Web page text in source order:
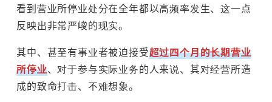
看到营业所停业处分在全年都以高频率发生、这一点
反映出非常严峻的现实。
其中、甚至有事业者被迫接受超过四个月的长期营业
所停业、对于参与实际业务的人来说、其对经营所造
成的致命打击、不难想象。